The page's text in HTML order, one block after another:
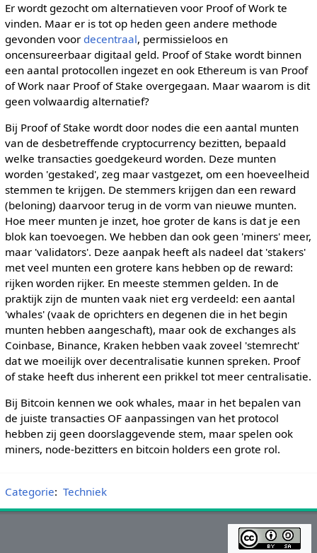
Er wordt gezocht om alternatieven voor Proof of Work te
vinden. Maar er is tot op heden geen andere methode
gevonden voor decentraal, permissieloos en
oncensureerbaar digitaal geld. Proof of Stake wordt binnen
een aantal protocollen ingezet en ook Ethereum is van Proof
of Work naar Proof of Stake overgegaan. Maar waarom is dit
geen volwaardig alternatief?
Bij Proof of Stake wordt door nodes die een aantal munten
van de desbetreffende cryptocurrency bezitten, bepaald
welke transacties goedgekeurd worden. Deze munten
worden 'gestaked', zeg maar vastgezet, om een hoeveelheid
stemmen te krijgen. De stemmers krijgen dan een reward
(beloning) daarvoor terug in de vorm van nieuwe munten.
Hoe meer munten je inzet, hoe groter de kans is dat je een
blok kan toevoegen. We hebben dan ook geen 'miners' meer,
maar 'validators'. Deze aanpak heeft als nadeel dat 'stakers'
met veel munten een grotere kans hebben op de reward:
rijken worden rijker. En meeste stemmen gelden. In de
praktijk zijn de munten vaak niet erg verdeeld: een aantal
'whales' (vaak de oprichters en degenen die in het begin
munten hebben aangeschaft), maar ook de exchanges als
Coinbase, Binance, Kraken hebben vaak zoveel 'stemrecht'
dat we moeilijk over decentralisatie kunnen spreken. Proof
of stake heeft dus inherent een prikkel tot meer centralisatie.
Bij Bitcoin kennen we ook whales, maar in het bepalen van
de juiste transacties OF aanpassingen van het protocol
hebben zij geen doorslaggevende stem, maar spelen ook
miners, node-bezitters en bitcoin holders een grote rol.
Categorie: Techniek